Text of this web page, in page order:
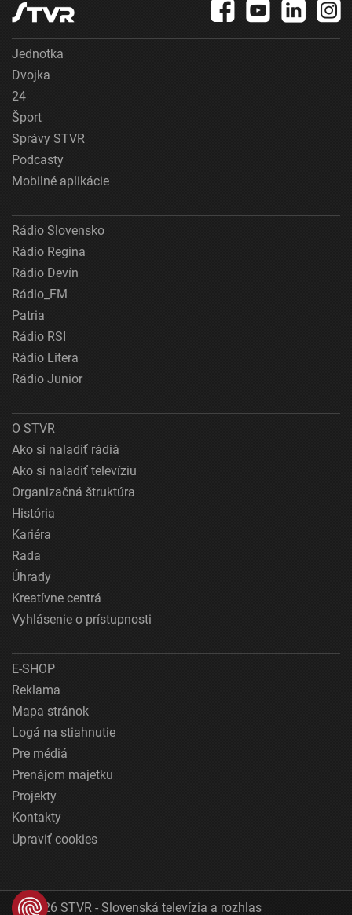
Jednotka
Dvojka
24
Šport
Správy STVR
Podcasty
Mobilné aplikácie
Rádio Slovensko
Rádio Regina
Rádio Devín
Rádio_FM
Patria
Rádio RSI
Rádio Litera
Rádio Junior
O STVR
Ako si naladiť rádiá
Ako si naladiť televíziu
Organizačná štruktúra
História
Kariéra
Rada
Úhrady
Kreatívne centrá
Vyhlásenie o prístupnosti
E-SHOP
Reklama
Mapa stránok
Logá na stiahnutie
Pre médiá
Prenájom majetku
Projekty
Kontakty
Upraviť cookies
© 2026 STVR - Slovenská televízia a rozhlas